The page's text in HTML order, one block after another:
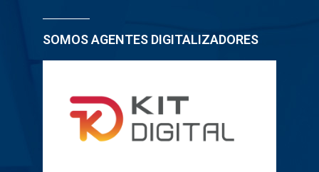
SOMOS AGENTES DIGITALIZADORES